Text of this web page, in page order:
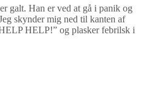
galt. Han er ved at gå i panik og
skynder mig ned til kanten af
HELP!” og plasker febrilsk i